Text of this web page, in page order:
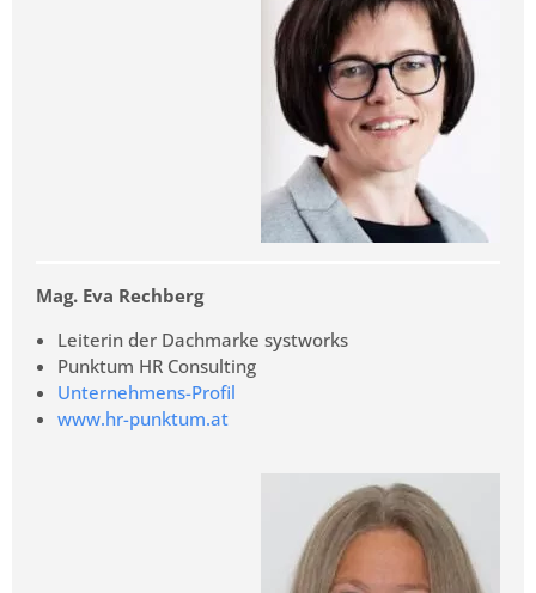
Mag. Eva Rechberg
Leiterin der Dachmarke systworks
Punktum HR Consulting
Unternehmens-Profil
www.hr-punktum.at